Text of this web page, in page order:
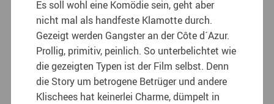
Es soll wohl eine Komödie sein, geht aber
nicht mal als handfeste Klamotte durch.
Gezeigt werden Gangster an der Côte d´Azur.
Prollig, primitiv, peinlich. So unterbelichtet wie
die gezeigten Typen ist der Film selbst. Denn
die Story um betrogene Betrüger und andere
Klischees hat keinerlei Charme, dümpelt in